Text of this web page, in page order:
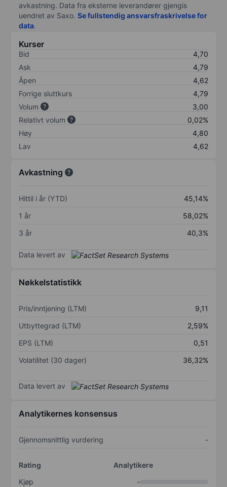
avkastning. Data fra eksterne leverandører gjengis
uendret av Saxo. Se fullstendig ansvarsfraskrivelse for
data.
Kurser
Bid
4,70
Ask
4,79
Åpen
4,62
Forrige sluttkurs
4,79
Volum
3,00
Relativt volum
0,02%
Høy
4,80
Lav
4,62
Avkastning
Hittil i år (YTD)
45,14%
1 år
58,02%
3 år
40,3%
Data levert av
Nøkkelstatistikk
Pris/inntjening (LTM)
9,11
Utbyttegrad (LTM)
2,59%
EPS (LTM)
0,51
Volatilitet (30 dager)
36,32%
Data levert av
Analytikernes konsensus
Gjennomsnittlig vurdering -
Rating
Analytikere
Kjøp
-